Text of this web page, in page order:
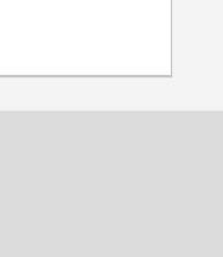
0.5%
0.2-1.9% 0%
(*) Deducido
los
o
jiùyè
de
anterioridad
para
para los
en 72
los 70
En
de
están
Regímenes de
la categoría
está
dedicadas
Este grupo
como